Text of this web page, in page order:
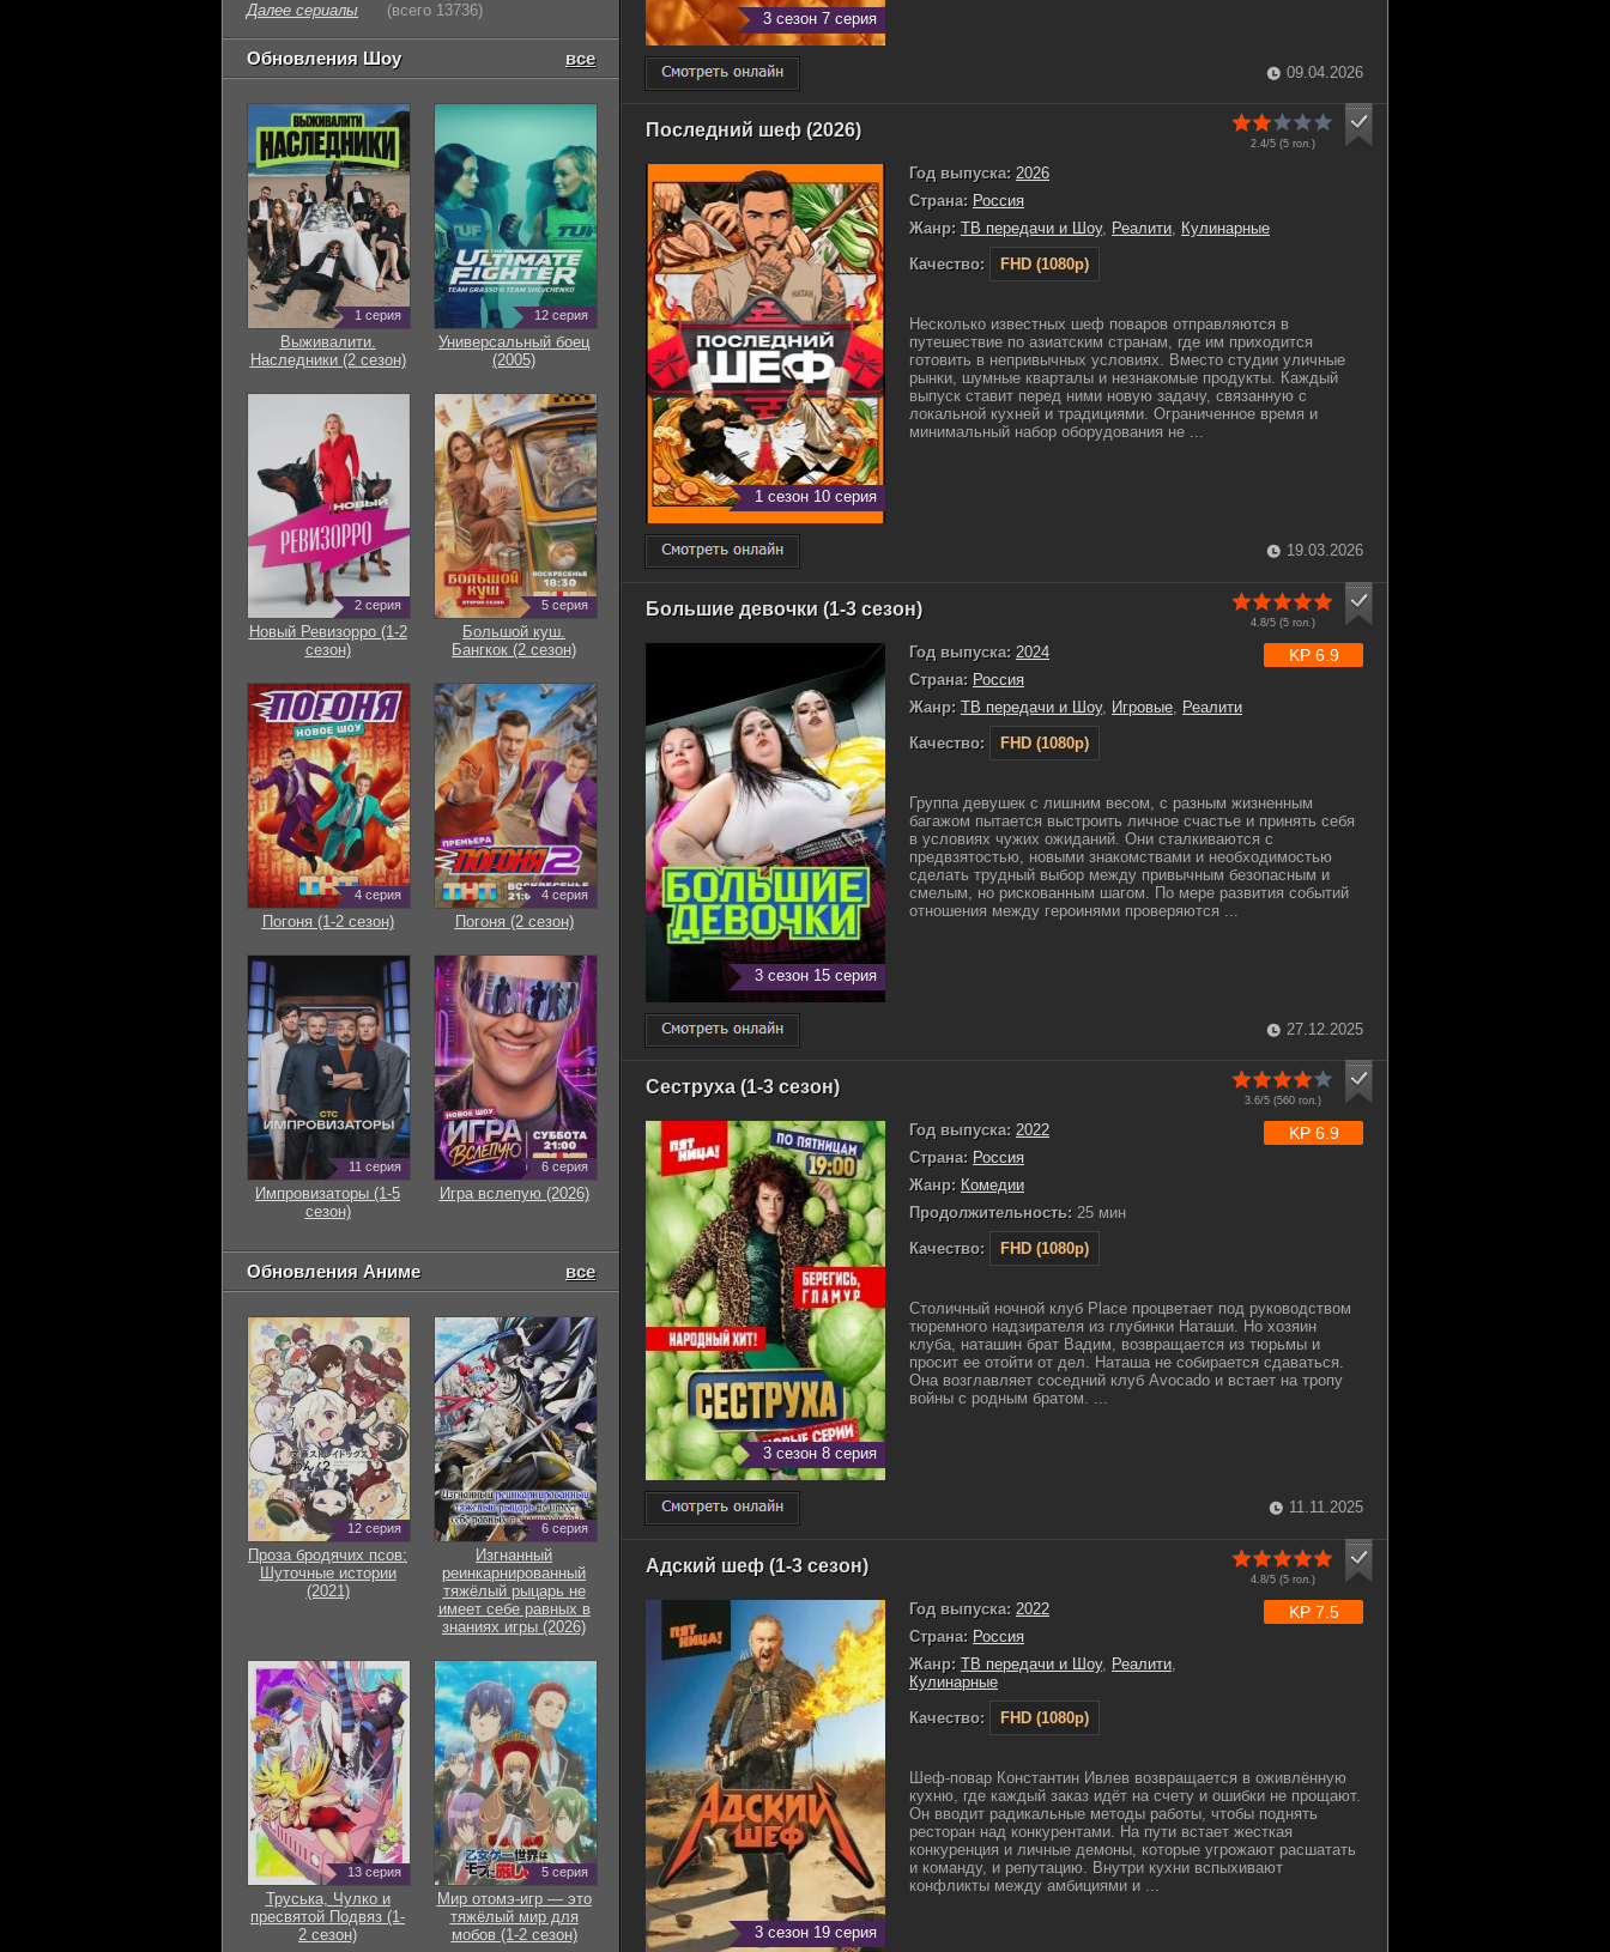
3 сезон 7 серия
09.04.2026
Последний шеф (2026)
2.4/5 (5гол.)
1 сезон 10 серия
Год выпуска: 2026
Страна: Россия
Жанр: ТВ передачи и Шоу, Реалити, Кулинарные
Качество:
FHD (1080p)
Несколько известных шеф поваров отправляются в
путешествие по азиатским странам, где им приходится
готовить в непривычных условиях. Вместо студии уличные
рынки, шумные кварталы и незнакомые продукты. Каждый
выпуск ставит перед ними новую задачу, связанную с
локальной кухней и традициями. Ограниченное время и
минимальный набор оборудования не ...
19.03.2026
Большие девочки (1-3 сезон)
4.8/5 (5гол.)
3 сезон 15 серия
Год выпуска: 2024
Страна: Россия
Жанр: ТВ передачи и Шоу, Игровые Реалити
Качество:
FHD (1080p)
KP 6.9
Группа девушек с лишним весом, с разным жизненным
багажом пытается выстроить личное счастье и принять себя
в условиях чужих ожиданий. Они сталкиваются с
предвзятостью, новыми знакомствами и необходимостью
сделать трудный выбор между привычным безопасным и
смелым, но рискованным шагом. По мере развития событий
отношения между героинями проверяются ...
27.12.2025
Сеструха (1-3 сезон)
3.6/5 (560гол.)
3 сезон 8 серия
Год выпуска: 2022
Страна: Россия
Жанр: Комедии
Продолжительность: 25 мин
Качество:
FHD (1080p)
KP 6.9
Столичный ночной клуб Place процветает под руководством
тюремного надзирателя из глубинки Наташи. Но хозяин
клуба, наташин брат Вадим, возвращается из тюрьмы и
просит ее отойти от дел. Наташа не собирается сдаваться.
Она возглавляет соседний клуб Avocado и встает на тропу
войны с родным братом. ...
11.11.2025
Адский шеф (1-3 сезон)
4.8/5 (5гол.)
3 сезон 19 серия
Год выпуска: 2022
Страна: Россия
Жанр: ТВ передачи и Шоу, Реалити
Кулинарные
Качество:
FHD (1080p)
KP 7.5
Шеф-повар Константин Ивлев возвращается в оживлённую
кухню, где каждый заказ идёт на счету и ошибки не прощают.
Он вводит радикальные методы работы, чтобы поднять
ресторан над конкурентами. На пути встает жесткая
конкуренция и личные демоны, которые угрожают расшатать
и команду, и репутацию. Внутри кухни вспыхивают
конфликты между амбициями и ...
Далее сериалы (всего 13736)
Обновления Шоу все
1 серия
Выживалити.
Наследники (2 сезон)
12 серия
Универсальный боец
(2005)
2 серия
Новый Ревизорро (1-2
сезон)
5 серия
Большой куш.
Бангкок (2 сезон)
4 серия
Погоня (1-2 сезон)
4 серия
Погоня (2 сезон)
11 серия
Импровизаторы (1-5
сезон)
6 серия
Игра вслепую (2026)
Обновления Аниме все
12 серия
Проза бродячих псов:
Шуточные истории
(2021)
6 серия
Изгнанный
реинкарнированный
тяжёлый рыцарь не
имеет себе равных в
знаниях игры (2026)
13 серия
Труська, Чулко и
пресвятой Подвяз (1-
2 сезон)
5 серия
Мир отомэ-игр — это
тяжёлый мир для
мобов (1-2 сезон)